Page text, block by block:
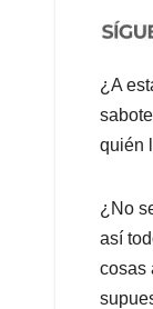
¿A
quién
¿No
así
cosas